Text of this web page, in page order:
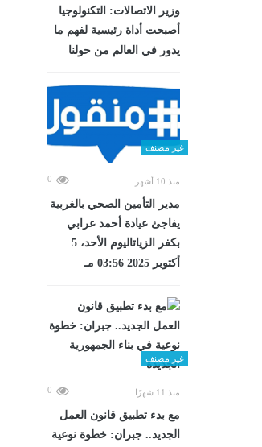
وزير الاتصالات: التكنولوجيا
أصبحت أداة رئيسية لفهم ما
يدور في العالم من حولنا
غير مصنف
منذ 10 أشهر 0
مدير التأمين الصحي بالغربية
يفاجئ عيادة أحمد عرابي
بكفر الزياتاليوم الأحد، 5
أكتوبر 2025 03:56 مـ
غير مصنف
منذ 11 شهرًا 0
مع بدء تطبيق قانون العمل
الجديد.. جبران: خطوة نوعية